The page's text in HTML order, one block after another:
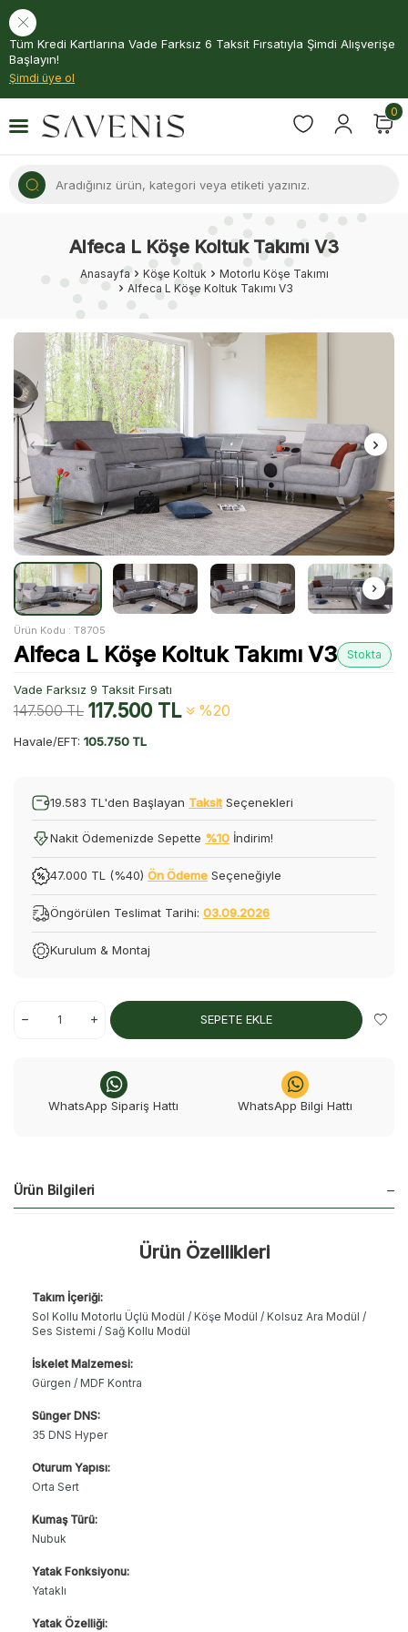
Tüm Kredi Kartlarına Vade Farksız 6 Taksit Fırsatıyla Şimdi Alışverişe
Başlayın!
Şimdi üye ol
0
Alfeca L Köşe Koltuk Takımı V3
Anasayfa Köşe Koltuk
Motorlu Köşe Takımı
Alfeca L Köşe Koltuk Takımı V3
Ürün Kodu : T8705
Alfeca L Köşe Koltuk Takımı V3 Stokta
Vade Farksız 9 Taksit Fırsatı
147.500TL 117.500TL %20
Havale/EFT: 105.750 TL
19.583 TL'den Başlayan Taksit Seçenekleri
Nakit Ödemenizde Sepette %10 İndirim!
47.000 TL (%40) Ön Ödeme Seçeneğiyle
Öngörülen Teslimat Tarihi: 03.09.2026
Kurulum & Montaj
SEPETE EKLE
WhatsApp Sipariş Hattı WhatsApp Bilgi Hattı
Ürün Bilgileri
Ürün Özellikleri
Takım İçeriği:
Sol Kollu Motorlu Üçlü Modül / Köşe Modül / Kolsuz Ara Modül /
Ses Sistemi / Sağ Kollu Modül
İskelet Malzemesi:
Gürgen / MDF Kontra
Sünger DNS:
35 DNS Hyper
Oturum Yapısı:
Orta Sert
Kumaş Türü:
Nubuk
Yatak Fonksiyonu:
Yataklı
Yatak Özelliği: